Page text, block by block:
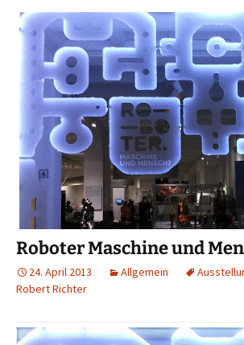
Roboter Maschine und
24. April 2013 Allgemein
Robert Richter